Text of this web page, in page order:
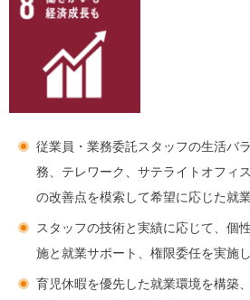
従業員・業務委託スタッフの生活バ
務、テレワーク、サテライトオフィ
の改善点を模索して希望に応じた就
スタッフの技術と実績に応じて、個
施と就業サポート、権限委任を実施し
育児休暇を優先した就業環境を構築